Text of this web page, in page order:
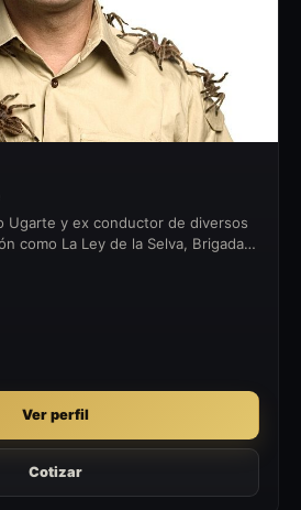
Ugarte y ex conductor de diversos
como La Ley de la Selva, Brigada
Ver perfil
Cotizar